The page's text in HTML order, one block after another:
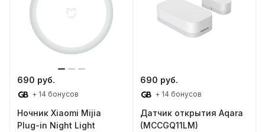
690 руб.
+ 14 бонусов
Ночник Xiaomi Mijia
Plug-in Night Light
690 руб.
+ 14 бонусов
Датчик открытия Aqara
(MCCGQ11LM)